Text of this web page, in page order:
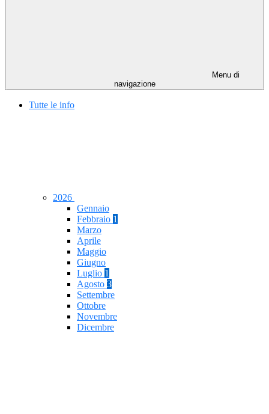
Menu di
navigazione
Tutte le info
2026
Gennaio
Febbraio 1
Marzo
Aprile
Maggio
Giugno
Luglio 1
Agosto 3
Settembre
Ottobre
Novembre
Dicembre